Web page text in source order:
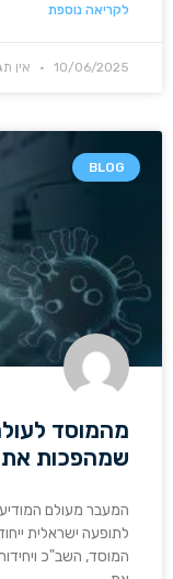
לקריאה נוספת
10/06/2025 אין
BLOG
מהמוסד
שמהפכות את
המעבר מעולם
לתופעה ישראלית
המוסד, השב"כ